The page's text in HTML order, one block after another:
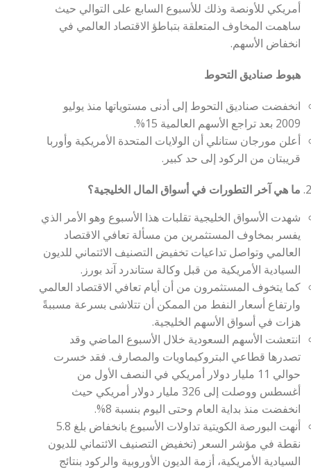
أمريكي للأونصة وذلك للأسبوع السابع على التوالي حيث
ساهمت المخاوف المتعلقة بتباطؤ الاقتصاد العالمي في
انخفاض الأسهم.
هبوط صناديق التحوط
انخفضت صناديق التحوط إلى أدنى مستوياتها منذ يوليو
2009 بعد تراجع الأسهم العالمية 15%.
أعلن مورجان ستانلي أن الولايات المتحدة الأمريكية وأوربا
قريبتان من الركود إلى حد كبير.
ما هي آخر التطورات في أسواق المال الخليجية؟
شهدت الأسواق الخليجية تقلبات هذا الأسبوع وهو الأمر الذي
يفسر بمخاوف المستثمرين من مسألة تعافي الاقتصاد
العالمي وتواصل تداعيات تخفيض التصنيف الائتماني للديون
السيادية الأمريكية من قبل وكالة ستاندرد آند بورز.
كما يتخوف المستثمرون من أن أيام تعافي الاقتصاد العالمي
وارتفاع أسعار النفط من الممكن أن تتلاشى بسرعة مسببةً
هزات في أسواق الأسهم الخليجية.
انتعشت الأسهم السعودية خلال الأسبوع الماضي وقد
تصدرها قطاعي البتروكيماويات والمصارف. فقد خسرت
حوالي 11 مليار دولار أمريكي في النصف الأول من
أغسطس ووصلت إلى 326 مليار دولار أمريكي حيث
انخفضت منذ بداية العام وحتى اليوم بنسبة 8%.
أنهت البورصة الكويتية تداولات الأسبوع بانخفاض بلغ 5.8
نقطة في مؤشر السعر (تخفيض التصنيف الائتماني للديون
السيادية الأمريكية، أزمة الديون الأوروبية والركود بنتائج